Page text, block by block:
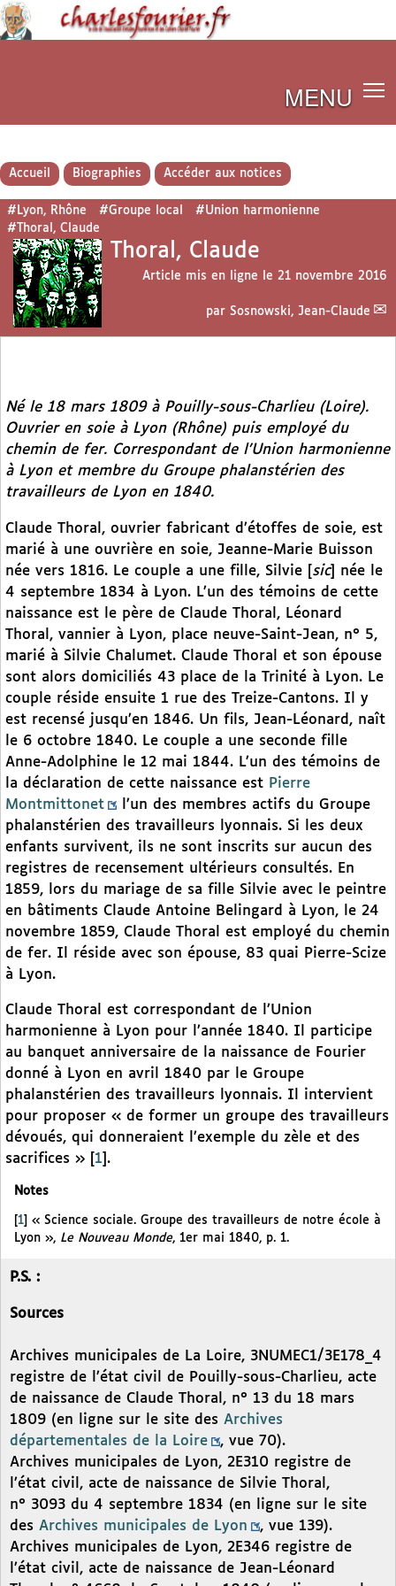
MENU
Accueil Biographies Accéder aux notices
#Lyon, Rhône #Groupe local
#Union harmonienne
#Thoral, Claude
Thoral, Claude
Article mis en ligne le 21 novembre 2016
par Sosnowski, Jean-Claude
Né le 18 mars 1809 à Pouilly-sous-Charlieu (Loire).
Ouvrier en soie à Lyon (Rhône) puis employé du
chemin de fer. Correspondant de l’Union harmonienne
à Lyon et membre du Groupe phalanstérien des
travailleurs de Lyon en 1840.
Claude Thoral, ouvrier fabricant d’étoffes de soie, est
marié à une ouvrière en soie, Jeanne-Marie Buisson
née vers 1816. Le couple a une fille, Silvie [ sic] née le
4 septembre 1834 à Lyon. L’un des témoins de cette
naissance est le père de Claude Thoral, Léonard
Thoral, vannier à Lyon, place neuve-Saint-Jean, n° 5,
marié à Silvie Chalumet. Claude Thoral et son épouse
sont alors domiciliés 43 place de la Trinité à Lyon. Le
couple réside ensuite 1 rue des Treize-Cantons. Il y
est recensé jusqu’en 1846. Un fils, Jean-Léonard, naît
le 6 octobre 1840. Le couple a une seconde fille
Anne-Adolphine le 12 mai 1844. L’un des témoins de
la déclaration de cette naissance est Pierre
Montmittonet
l’un des membres actifs du Groupe
phalanstérien des travailleurs lyonnais. Si les deux
enfants survivent, ils ne sont inscrits sur aucun des
registres de recensement ultérieurs consultés. En
1859, lors du mariage de sa fille Silvie avec le peintre
en bâtiments Claude Antoine Belingard à Lyon, le 24
novembre 1859, Claude Thoral est employé du chemin
de fer. Il réside avec son épouse, 83 quai Pierre-Scize
à Lyon.
Claude Thoral est correspondant de l’Union
harmonienne à Lyon pour l’année 1840. Il participe
au banquet anniversaire de la naissance de Fourier
donné à Lyon en avril 1840 par le Groupe
phalanstérien des travailleurs lyonnais. Il intervient
pour proposer « de former un groupe des travailleurs
dévoués, qui donneraient l’exemple du zèle et des
sacrifices »
1 .
Notes
[1] « Science sociale. Groupe des travailleurs de notre école à
Lyon », Le Nouveau Monde, 1er mai 1840, p. 1.
P.S. :
Sources
Archives municipales de La Loire, 3NUMEC1/3E178_4
registre de l’état civil de Pouilly-sous-Charlieu, acte
de naissance de Claude Thoral, n° 13 du 18 mars
1809 (en ligne sur le site des Archives
départementales de la Loire
, vue 70).
Archives municipales de Lyon, 2E310 registre de
l’état civil, acte de naissance de Silvie Thoral,
n° 3093 du 4 septembre 1834 (en ligne sur le site
des Archives municipales de Lyon
, vue 139).
Archives municipales de Lyon, 2E346 registre de
l’état civil, acte de naissance de Jean-Léonard